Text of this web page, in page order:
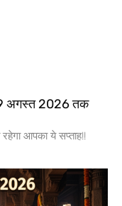
अगस्त 2026 तक
आपका ये सप्ताह!!